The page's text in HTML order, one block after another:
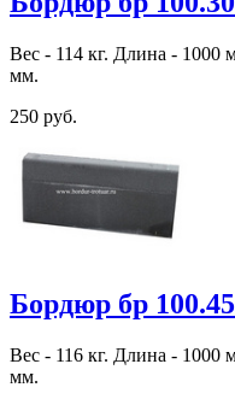
Вес - 114 кг. Длина -
мм.
250 руб.
Бордюр бр
Вес - 116 кг. Длина -
мм.